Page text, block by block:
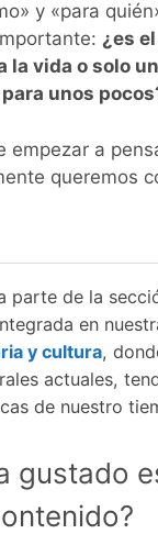
y «para
¿es
la vida o solo
unos
empezar a
queremos
parte de la
en
y cultura,
actuales,
de nuestro
gustado